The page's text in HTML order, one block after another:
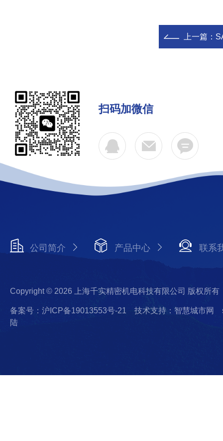
上一篇：
扫码加微信
公司简介 产品中心 联系
Copyright © 2026 上海千实精密机电科技有限公司 版权所有
备案号：沪ICP备19013553号-21 技术支持：智慧城市网
陆